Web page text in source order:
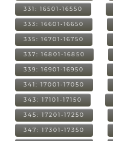
331: 16501-16550
333: 16601-16650
335: 16701-16750
337: 16801-16850
339: 16901-16950
341: 17001-17050
343: 17101-17150
345: 17201-17250
347: 17301-17350